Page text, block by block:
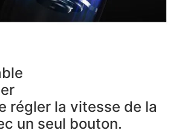
régler la vitesse de la
un seul bouton.